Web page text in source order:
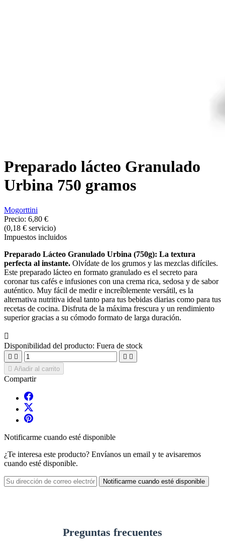
Preparado lácteo Granulado
Urbina 750 gramos
Mogorttini
Precio: 6,80 €
(0,18 € servicio)
Impuestos incluidos
Preparado Lácteo Granulado Urbina (750g): La textura
perfecta al instante. Olvídate de los grumos y las mezclas difíciles.
Este preparado lácteo en formato granulado es el secreto para
coronar tus cafés e infusiones con una crema rica, sedosa y de sabor
auténtico. Muy fácil de medir e increíblemente versátil, es la
alternativa nutritiva ideal tanto para tus bebidas diarias como para tus
recetas de cocina. Disfruta de la máxima frescura y un rendimiento
superior gracias a su cómodo formato de larga duración.

Disponibilidad del producto: Fuera de stock
   
 Añadir al carrito
Compartir
Notificarme cuando esté disponible
¿Te interesa este producto? Envíanos un email y te avisaremos
cuando esté disponible.
Notificarme cuando esté disponible
Preguntas frecuentes